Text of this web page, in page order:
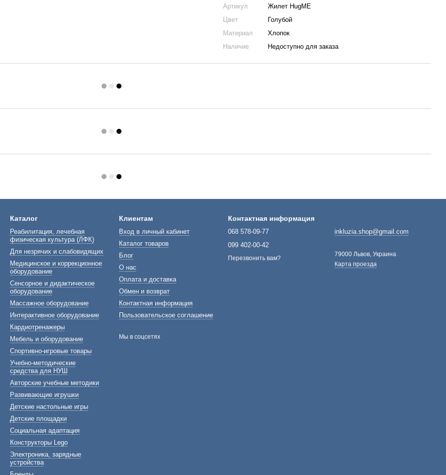
Артикул
Жилет HugME
Цвет
Голубой
Материал
Хлопок
Наличие
Недоступно для заказа
Каталог
Реабилитация, лечебная
физическая культура (ЛФК)
Для незрячих и слабовидящих
Медицинское и коррекционное
оборудование
Сенсорное и дидактическое
оборудование
Массажное оборудование
Интерактивное оборудование
Кардиотренажеры
Мебель и оборудование
Спортивно-игровые товары
Учебно-методические
средства для НУШ
Авторские учебные методики
Развивающие игрушки
Детские настольные игры
Детские площадки
Социальная адаптация
Конструкторы Lego
Электроника, зарядные
устройства
Клиентам
Вход в личный кабинет
Каталог товаров
Блог
О нас
Оплата и доставка
Обмен и возврат
Контактная информация
Пользовательское соглашение
Мы в соцсетях
Контактная информация
068 578-09-77
099 402-00-42
Перезвонить вам?
inkluzia.shop@gmail.com
79000 Львов, Украина
Карта проезда